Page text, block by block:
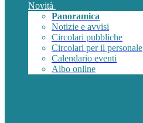
Novità
Panoramica
Notizie e avvisi
Circolari pubbliche
Circolari per il personale
Calendario eventi
Albo online